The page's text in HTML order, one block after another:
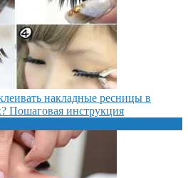
накладные ресницы в
Пошаговая инструкция